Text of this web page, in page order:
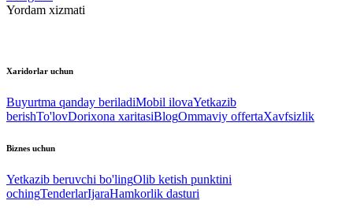
Yordam xizmati
Xaridorlar uchun
Buyurtma qanday beriladiMobil ilovaYetkazib
berishTo'lovDorixona xaritasiBlogOmmaviy offertaXavfsizlik
Biznes uchun
Yetkazib beruvchi bo'lingOlib ketish punktini
ochingTenderlarIjaraHamkorlik dasturi